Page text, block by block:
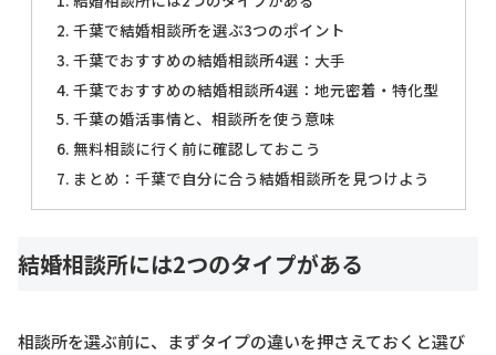
千葉で結婚相談所を選ぶ3つのポイント
千葉でおすすめの結婚相談所4選：大手
千葉でおすすめの結婚相談所4選：地元密着・特化型
千葉の婚活事情と、相談所を使う意味
無料相談に行く前に確認しておこう
まとめ：千葉で自分に合う結婚相談所を見つけよう
結婚相談所には2つのタイプがある
相談所を選ぶ前に、まずタイプの違いを押さえておくと選び